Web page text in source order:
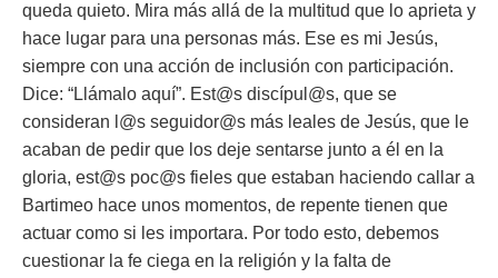
queda quieto. Mira más allá de la multitud que lo aprieta y
hace lugar para una personas más. Ese es mi Jesús,
siempre con una acción de inclusión con participación.
Dice: “Llámalo aquí”. Est@s discípul@s, que se
consideran l@s seguidor@s más leales de Jesús, que le
acaban de pedir que los deje sentarse junto a él en la
gloria, est@s poc@s fieles que estaban haciendo callar a
Bartimeo hace unos momentos, de repente tienen que
actuar como si les importara. Por todo esto, debemos
cuestionar la fe ciega en la religión y la falta de